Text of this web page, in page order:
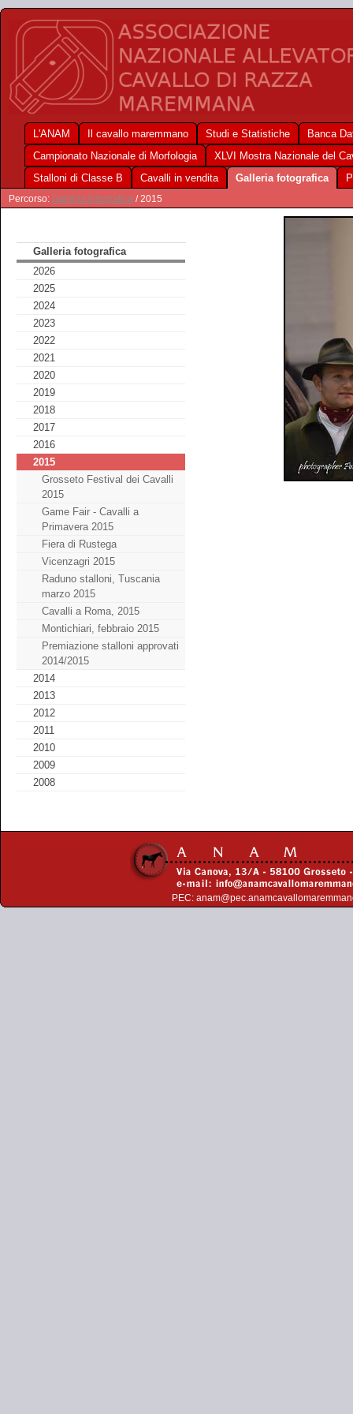
L'ANAM Il cavallo maremmano Studi e Statistiche
Banca
Campionato Nazionale di Morfologia
XLVI Mostra Nazionale del
Stalloni di Classe B
Cavalli in vendita Galleria fotografica
Percorso: Galleria fotografica / 2015
Galleria fotografica
2026
2025
2024
2023
2022
2021
2020
2019
2018
2017
2016
2015
Grosseto Festival dei Cavalli
2015
Game Fair - Cavalli a
Primavera 2015
Fiera di Rustega
Vicenzagri 2015
Raduno stalloni, Tuscania
marzo 2015
Cavalli a Roma, 2015
Montichiari, febbraio 2015
Premiazione stalloni approvati
2014/2015
2014
2013
2012
2011
2010
2009
2008
PEC: